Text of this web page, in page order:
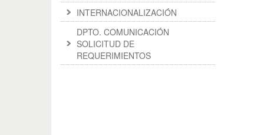
INTERNACIONALIZACIÓN
DPTO. COMUNICACIÓN
SOLICITUD DE
REQUERIMIENTOS